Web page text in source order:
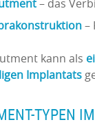
– das
–
kann als
Implantats
TYPEN